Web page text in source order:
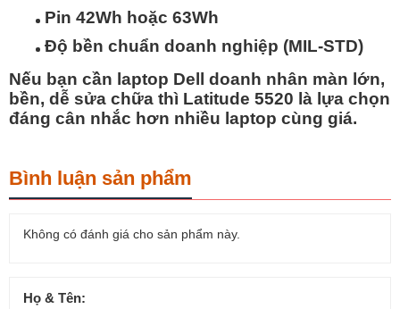
Pin 42Wh hoặc 63Wh
Độ bền chuẩn doanh nghiệp (MIL-STD)
Nếu bạn cần laptop Dell doanh nhân màn lớn,
bền, dễ sửa chữa thì Latitude 5520 là lựa chọn
đáng cân nhắc hơn nhiều laptop cùng giá.
Bình luận sản phẩm
Không có đánh giá cho sản phẩm này.
Họ & Tên: